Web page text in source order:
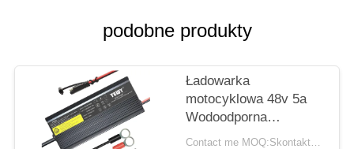
AKTUALNOŚCI
SPRAWY
podobne produkty
Ładowarka
motocyklowa 48v 5a
Wodoodporna
ładowarka kwasowo- Contact me MOQ:Skontaktuj się ze mną